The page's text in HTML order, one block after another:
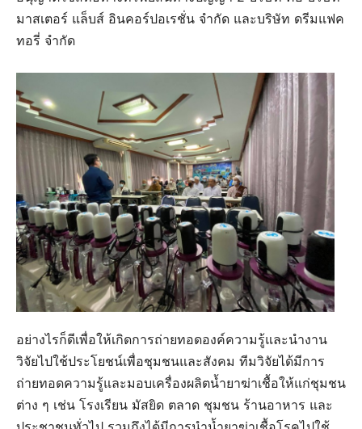
มาสเตอร์ แล็บส์ อินคอร์ปอเรชั่น จำกัด และบริษัท ดรีมแฟค
ทอรี่ จำกัด
อย่างไรก็ดีเพื่อให้เกิดการถ่ายทอดองค์ความรู้และนำงาน
วิจัยไปใช้ประโยชน์เพื่อชุมชนและสังคม ทีมวิจัยได้มีการ
ถ่ายทอดความรู้และมอบเครื่องผลิตน้ำยาฆ่าเชื้อให้แก่ชุมชน
ต่าง ๆ เช่น โรงเรียน มัสยิด ตลาด ชุมชน ร้านอาหาร และ